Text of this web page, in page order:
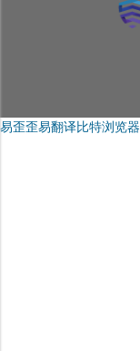
易歪歪易翻译比特浏览器